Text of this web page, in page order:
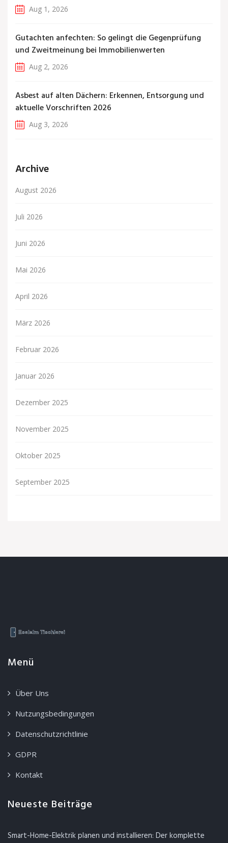
Aug 1, 2026
Gutachten anfechten: So gelingt die Gegenprüfung
und Zweitmeinung bei Immobilienwerten
Aug 2, 2026
Asbest auf alten Dächern: Erkennen, Entsorgung und
aktuelle Vorschriften 2026
Aug 3, 2026
Archive
August 2026
Juli 2026
Juni 2026
Mai 2026
April 2026
März 2026
Februar 2026
Januar 2026
Dezember 2025
November 2025
Oktober 2025
September 2025
Menü
Über Uns
Nutzungsbedingungen
Datenschutzrichtlinie
GDPR
Kontakt
Neueste Beiträge
Smart-Home-Elektrik planen und installieren: Der komplette